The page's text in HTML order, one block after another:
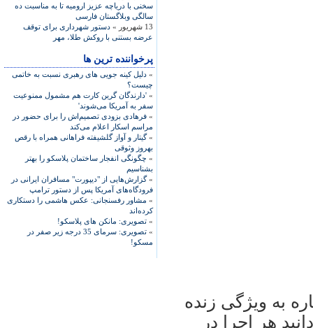
سخنی با دریاچه عزیز ارومیه تا به مناسبت ده
سالگی وبلاگستان فارسی
13 شهریور »
دستور شهرداری برای توقف
عرضه بستنی با روکش طلا، مهر
پرخواننده ترین ها
» دلیل کینه جویی های رهبری نسبت به خاتمی
چیست؟
» 'دارندگان گرین کارت هم مشمول ممنوعیت
سفر به آمریکا می‌شوند'
» فرهادی بزودی تصمیم‌اش را برای حضور در
مراسم اسکار اعلام می‌کند
»گیتار و آواز گلشیفته فراهانی همراه با رقص
بهروز وثوقی
» چگونگی انفجار ساختمان پلاسکو را بهتر
بشناسیم
»گزارش‌هایی از "دیپورت" مسافران ایرانی در
فرودگاه‌های آمریکا پس از دستور ترامپ
» مشاور رفسنجانی: عکس هاشمی را دستکاری
کرده‌اند
» تصویری: مانکن های پلاسکو!
»
تصویری: سرمای 35 درجه زیر صفر در
مسکو!
به ويژگی زنده
هر اجرا در